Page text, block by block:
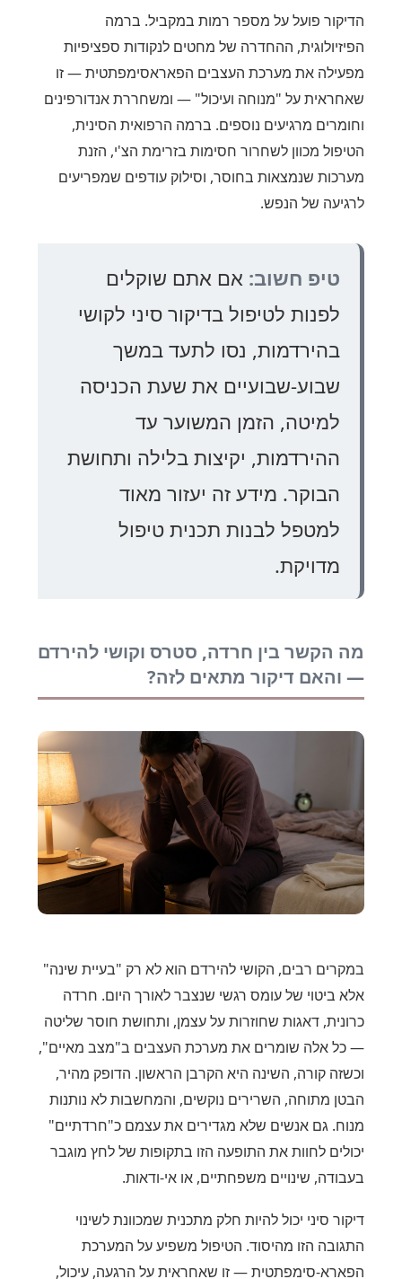
הדיקור פועל על מספר רמות במקביל. ברמה
הפיזיולוגית, ההחדרה של מחטים לנקודות ספציפיות
מפעילה את מערכת העצבים הפאראסימפתטית — זו
שאחראית על "מנוחה ועיכול" — ומשחררת אנדורפינים
וחומרים מרגיעים נוספים. ברמה הרפואית הסינית,
הטיפול מכוון לשחרור חסימות בזרימת הצ'י, הזנת
מערכות שנמצאות בחוסר, וסילוק עודפים שמפריעים
לרגיעה של הנפש.
טיפ חשוב: אם אתם שוקלים
לפנות לטיפול בדיקור סיני לקושי
בהירדמות, נסו לתעד במשך
שבוע-שבועיים את שעת הכניסה
למיטה, הזמן המשוער עד
ההירדמות, יקיצות בלילה ותחושת
הבוקר. מידע זה יעזור מאוד
למטפל לבנות תכנית טיפול
מדויקת.
מה הקשר בין חרדה, סטרס וקושי להירדם
— והאם דיקור מתאים לזה?
במקרים רבים, הקושי להירדם הוא לא רק "בעיית שינה"
אלא ביטוי של עומס רגשי שנצבר לאורך היום. חרדה
כרונית, דאגות שחוזרות על עצמן, ותחושת חוסר שליטה
— כל אלה שומרים את מערכת העצבים ב"מצב מאיים",
וכשזה קורה, השינה היא הקרבן הראשון. הדופק מהיר,
הבטן מתוחה, השרירים נוקשים, והמחשבות לא נותנות
מנוח. גם אנשים שלא מגדירים את עצמם כ"חרדתיים"
יכולים לחוות את התופעה הזו בתקופות של לחץ מוגבר
בעבודה, שינויים משפחתיים, או אי-ודאות.
דיקור סיני יכול להיות חלק מתכנית שמכוונת לשינוי
התגובה הזו מהיסוד. הטיפול משפיע על המערכת
הפארא-סימפתטית — זו שאחראית על הרגעה, עיכול,